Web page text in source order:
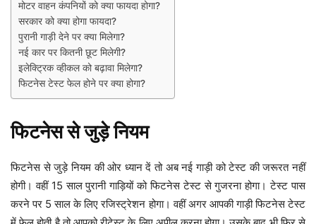
मोटर वाहन कंपनियों को क्या फायदा होगा?
सरकार को क्या होगा फायदा?
पुरानी गाड़ी देने पर क्या मिलेगा?
नई कार पर कितनी छूट मिलेगी?
इलेक्ट्रिक व्हीकल को बढ़ावा मिलेगा?
फिटनेस टेस्ट फेल होने पर क्या होगा?
फिटनेस से जुड़े नियम
फिटनेस से जुड़े नियम की ओर ध्यान दें तो अब नई गाड़ी को टेस्ट की जरूरत नहीं
होगी। वहीं 15 साल पुरानी गाड़ियों को फिटनेस टेस्ट से गुजरना होगा। टेस्ट पास
करने पर 5 साल के लिए रजिस्ट्रेशन होगा। वहीं अगर आपकी गाड़ी फिटनेस टेस्ट